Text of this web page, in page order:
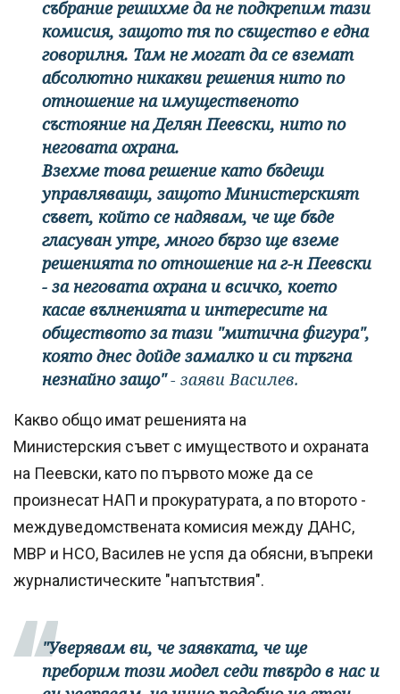
събрание решихме да не подкрепим тази
комисия, защото тя по същество е една
говорилня. Там не могат да се вземат
абсолютно никакви решения нито по
отношение на имущественото
състояние на Делян Пеевски, нито по
неговата охрана.
Взехме това решение като бъдещи
управляващи, защото Министерският
съвет, който се надявам, че ще бъде
гласуван утре, много бързо ще вземе
решенията по отношение на г-н Пеевски
- за неговата охрана и всичко, което
касае вълненията и интересите на
обществото за тази "митична фигура",
която днес дойде замалко и си тръгна
незнайно защо"- заяви Василев.
Какво общо имат решенията на
Министерския съвет с имуществото и охраната
на Пеевски, като по първото може да се
произнесат НАП и прокуратурата, а по второто -
междуведомствената комисия между ДАНС,
МВР и НСО, Василев не успя да обясни, въпреки
журналистическите "напътствия".
"Уверявам ви, че заявката, че ще
преборим този модел седи твърдо в нас и